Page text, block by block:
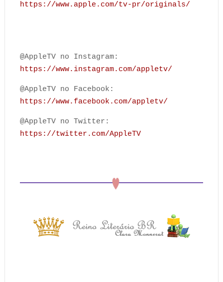
https://www.apple.com/tv-pr/originals/
@AppleTV no Instagram:
https://www.instagram.com/appletv/
@AppleTV no Facebook:
https://www.facebook.com/appletv/
@AppleTV no Twitter:
https://twitter.com/AppleTV